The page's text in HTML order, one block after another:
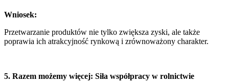
Wniosek:
Przetwarzanie produktów nie tylko zwiększa zyski, ale także
poprawia ich atrakcyjność rynkową i zrównoważony charakter.
5. Razem możemy więcej: Siła współpracy w rolnictwie